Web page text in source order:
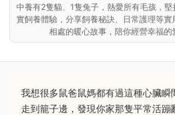
中養有2隻貓、1隻兔子，熱愛所有毛孩，
實飼養體驗，分享飼養秘訣、日常護理等
相處的暖心故事，陪你經營幸福的
我想很多鼠爸鼠媽都有過這種心臟瞬
走到籠子邊，發現你家那隻平常活蹦